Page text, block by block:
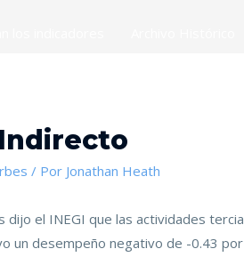
/ Por Jonathan Heath
dijo el INEGI que las actividades
un desempeño negativo de -0.43